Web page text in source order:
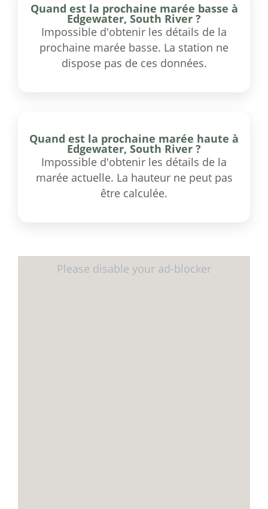
Quand est la prochaine marée basse à
Edgewater, South River ?
Impossible d'obtenir les détails de la
prochaine marée basse. La station ne
dispose pas de ces données.
Quand est la prochaine marée haute à
Edgewater, South River ?
Impossible d'obtenir les détails de la
marée actuelle. La hauteur ne peut pas
être calculée.